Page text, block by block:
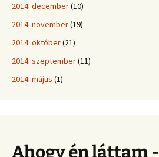
2014. december(10)
2014. november(19)
2014. október(21)
2014. szeptember(11)
2014. május (1)
Ahogy én láttam -